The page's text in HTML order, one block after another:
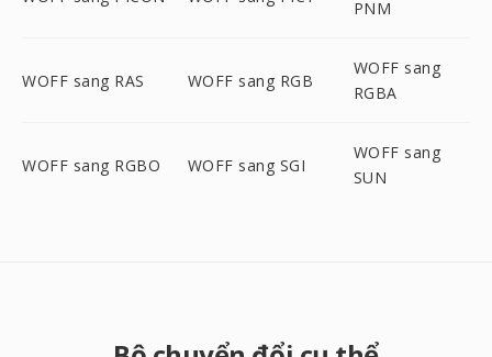
PNM
WOFF sang RAS WOFF sang RGB
WOFF sang
RGBA
WOFF sang RGBO WOFF sang SGI
WOFF sang
SUN